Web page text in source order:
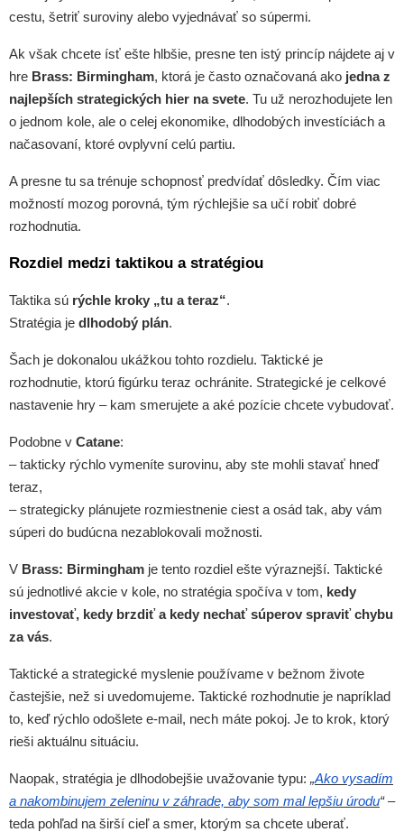
cestu, šetriť suroviny alebo vyjednávať so súpermi.
Ak však chcete ísť ešte hlbšie, presne ten istý princíp nájdete aj v
hre Brass: Birmingham, ktorá je často označovaná ako jedna z
najlepších strategických hier na svete. Tu už nerozhodujete len
o jednom kole, ale o celej ekonomike, dlhodobých investíciách a
načasovaní, ktoré ovplyvní celú partiu.
A presne tu sa trénuje schopnosť predvídať dôsledky. Čím viac
možností mozog porovná, tým rýchlejšie sa učí robiť dobré
rozhodnutia.
Rozdiel medzi taktikou a stratégiou
Taktika sú rýchle kroky „tu a teraz“.
Stratégia je dlhodobý plán.
Šach je dokonalou ukážkou tohto rozdielu. Taktické je
rozhodnutie, ktorú figúrku teraz ochránite. Strategické je celkové
nastavenie hry – kam smerujete a aké pozície chcete vybudovať.
Podobne v Catane:
– takticky rýchlo vymeníte surovinu, aby ste mohli stavať hneď
teraz,
– strategicky plánujete rozmiestnenie ciest a osád tak, aby vám
súperi do budúcna nezablokovali možnosti.
V Brass: Birmingham je tento rozdiel ešte výraznejší. Taktické
sú jednotlivé akcie v kole, no stratégia spočíva v tom, kedy
investovať, kedy brzdiť a kedy nechať súperov spraviť chybu
za vás.
Taktické a strategické myslenie používame v bežnom živote
častejšie, než si uvedomujeme. Taktické rozhodnutie je napríklad
to, keď rýchlo odošlete e-mail, nech máte pokoj. Je to krok, ktorý
rieši aktuálnu situáciu.
Naopak, stratégia je dlhodobejšie uvažovanie typu: „Ako vysadím
a nakombinujem zeleninu v záhrade, aby som mal lepšiu úrodu“–
teda pohľad na širší cieľ a smer, ktorým sa chcete uberať.